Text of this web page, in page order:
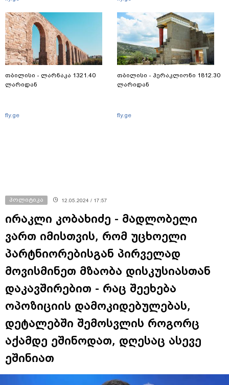
თბილისი - ლარნაკა 1321.40
ლარიდან
fly.ge
თბილისი - ჰერაკლიონი 1812.30
ლარიდან
fly.ge
პოლიტიკა 12.05.2024 / 17:57
ირაკლი კობახიძე - მადლობელი
ვართ იმისთვის, რომ უცხოელი
პარტნიორებისგან პირველად
მოვისმინეთ მზაობა დისკუსიასთან
დაკავშირებით - რაც შეეხება
ოპოზიციის დამოკიდებულებას,
დეტალებში შემოსვლის როგორც
აქამდე ეშინოდათ, დღესაც ასევე
ეშინიათ